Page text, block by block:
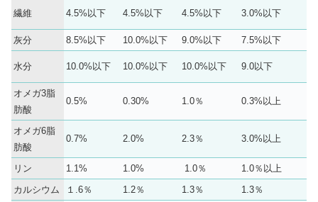
繊維 4.5%以下 4.5%以下 4.5%以下 3.0%以下
灰分 8.5%以下 10.0%以下 9.0%以下 7.5%以下
水分 10.0%以下 10.0%以下 10.0%以下 9.0以下
オメガ3脂
肪酸
0.5% 0.30% 1.0％ 0.3%以上
オメガ6脂
肪酸
0.7% 2.0% 2.3％ 3.0%以上
リン 1.1% 1.0% 1.0％
1.0％以上
カルシウム
１.6％ 1.2％ 1.3％
1.3％